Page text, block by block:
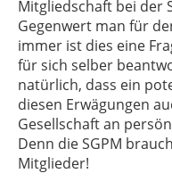
Mitgliedschaft bei der
Gegenwert man für
immer ist dies eine
für sich selber
natürlich, dass ein
diesen Erwägungen
Gesellschaft an
Denn die SGPM
Mitglieder!